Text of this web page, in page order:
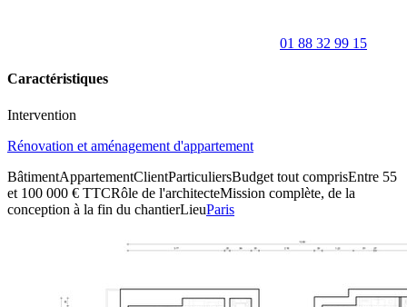
01 88 32 99 15
Caractéristiques
Intervention
Rénovation et aménagement d'appartement
BâtimentAppartementClientParticuliersBudget tout comprisEntre 55
et 100 000 € TTCRôle de l'architecteMission complète, de la
conception à la fin du chantierLieuParis